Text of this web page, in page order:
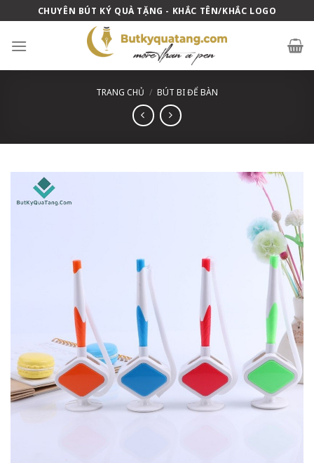
to
content
CHUYÊN BÚT KÝ QUÀ TẶNG - KHẮC TÊN/KHẮC LOGO
TRANG CHỦ / BÚT BI ĐỂ BÀN